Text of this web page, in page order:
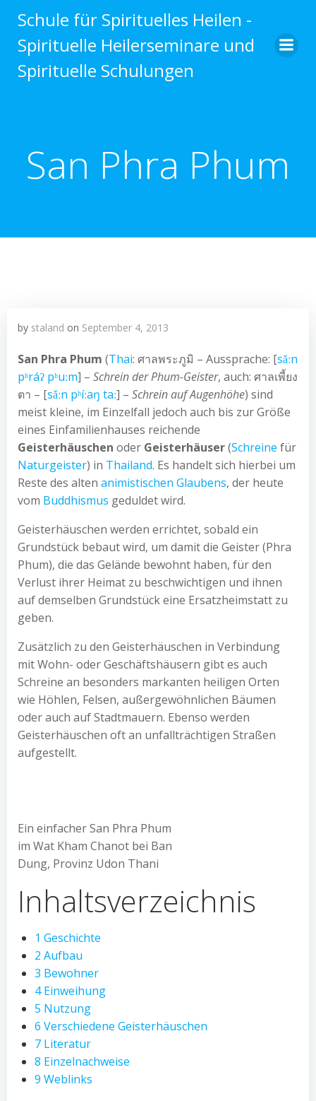
Inhalt
springen
Schule für Spirituelles Heilen -
Spirituelle Heilerseminare und
Spirituelle Schulungen
San Phra Phum
by staland on September 4, 2013
San Phra Phum (Thai: ศาลพระภูมิ – Aussprache: [sǎːn
pʰráʔ pʰuːm] – Schrein der Phum-Geister, auch: ศาลเพี้ยง
ตา – [sǎːn pʰíːaŋ taː] – Schrein auf Augenhöhe) sind
meist kleine, im Einzelfall jedoch auch bis zur Größe
eines Einfamilienhauses reichende
Geisterhäuschen oder Geisterhäuser(Schreine für
Naturgeister) in Thailand. Es handelt sich hierbei um
Reste des alten animistischen Glaubens, der heute
vom Buddhismus geduldet wird.
Geisterhäuschen werden errichtet, sobald ein
Grundstück bebaut wird, um damit die Geister (Phra
Phum), die das Gelände bewohnt haben, für den
Verlust ihrer Heimat zu beschwichtigen und ihnen
auf demselben Grundstück eine Ersatzheimstatt zu
geben.
Zusätzlich zu den Geisterhäuschen in Verbindung
mit Wohn- oder Geschäftshäusern gibt es auch
Schreine an besonders markanten heiligen Orten
wie Höhlen, Felsen, außergewöhnlichen Bäumen
oder auch auf Stadtmauern. Ebenso werden
Geisterhäuschen oft an unfallträchtigen Straßen
aufgestellt.
Ein einfacher San Phra Phum
im Wat Kham Chanot bei Ban
Dung, Provinz Udon Thani
Inhaltsverzeichnis
1 Geschichte
2 Aufbau
3 Bewohner
4 Einweihung
5 Nutzung
6 Verschiedene Geisterhäuschen
7 Literatur
8 Einzelnachweise
9 Weblinks